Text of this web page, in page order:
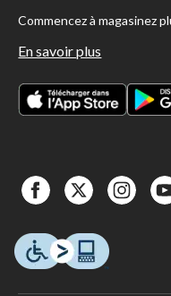
Commencez à magasinez
En savoir plus